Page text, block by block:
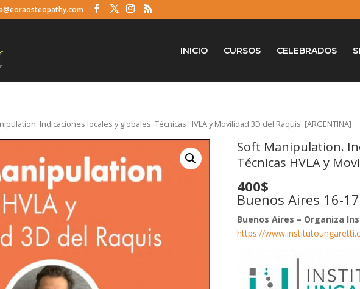
INICIO CURSOS CELEBRADOS
Indicaciones locales y globales. Técnicas HVLA y Movilidad 3D del Raquis. [ARGENTINA]
Soft Manipulation.
Técnicas HVLA y
400$
Buenos Aires 16-
Buenos Aires – Organiza
https://